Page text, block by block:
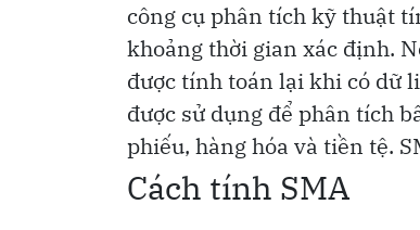
công cụ phân tích kỹ thuật
khoảng thời gian xác định.
được tính toán lại khi có dữ
được sử dụng để phân tích
phiếu, hàng hóa và tiền tệ.
Cách tính SMA